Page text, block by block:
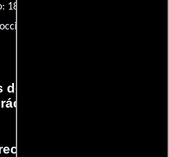
18
18
la película Condesa